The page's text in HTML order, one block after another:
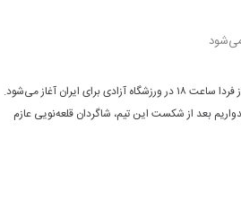
بازی‌های مقدماتی جام‌جهانی ۲۰۲۶ آمریکا، کانادا و مکزیک از فردا ساعت ۱۸ در ورزشگاه آزادی برای ایران آغاز می‌شود.
بعد از شکست این تیم، شاگردان قلعه‌نویی عازم